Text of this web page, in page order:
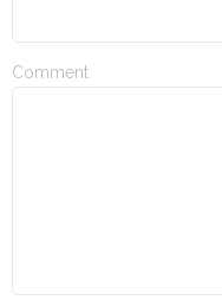
Comment